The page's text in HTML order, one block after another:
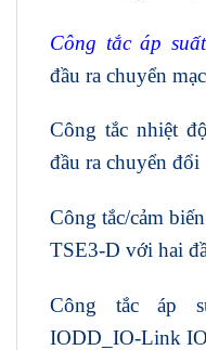
Công tắc áp
đầu ra chuyển
Công tắc nhiệt
đầu ra chuyển đổi
Công tắc/cảm
TSE3-D với hai
Công tắc áp
IODD_IO-Link